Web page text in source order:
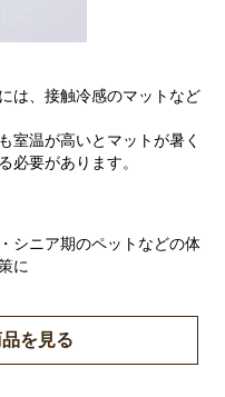
は、接触冷感のマットなど
室温が高いとマットが暑く
必要があります。
シニア期のペットなどの体
に
を見る